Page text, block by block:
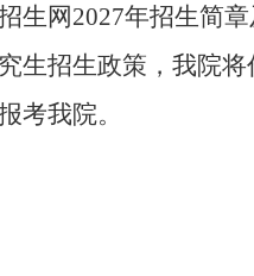
生网2027年招生简
生招生政策，我院将
考我院。